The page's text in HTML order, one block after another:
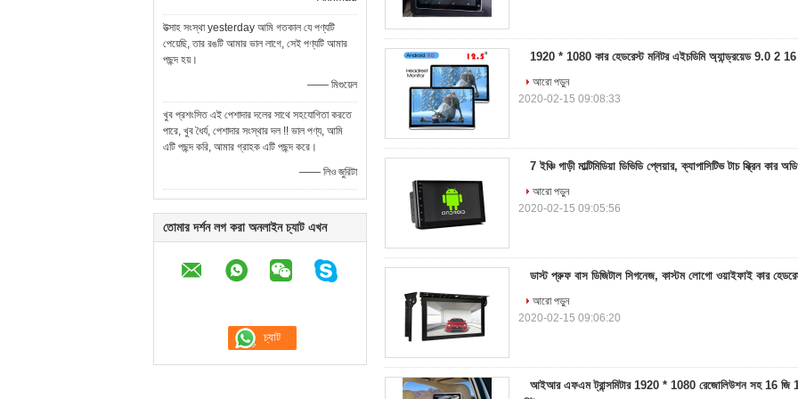
উত্সাহ সংস্থা yesterday আমি গতকাল যে পণ্যটি
পেয়েছি, তার রঙটি আমার ভাল লাগে, সেই পণ্যটি আমার
পছন্দ হয়।
—— মিগুয়েল
খুব প্রশংসিত এই পেশাদার দলের সাথে সহযোগিতা করতে
পারে, খুব ধৈর্য, ​​পেশাদার সংস্থার দল !! ভাল পণ্য, আমি
এটি পছন্দ করি, আমার গ্রাহক এটি পছন্দ করে।
—— লিও জুরিটা
তোমার দর্শন লগ করা অনলাইন চ্যাট এখন
1920 * 1080 কার হেডরেস্ট মনিটর এইচডিমি অ্যান্ড্রয়েড 9.0 2
আরো পড়ুন
2020-02-15 09:08:33
7 ইঞ্চি গাড়ী মাল্টিমিডিয়া ডিভিডি প্লেয়ার, ক্যাপাসিটিভ টাচ স্ক্রিন কার
আরো পড়ুন
2020-02-15 09:05:56
ডাস্ট প্রুফ বাস ডিজিটাল সিগনেজ, কাস্টম লোগো ওয়াইফাই কার
আরো পড়ুন
2020-02-15 09:06:20
আইআর এফএম ট্রান্সমিটার 1920 * 1080 রেজোলিউশন সহ 16 জি 10